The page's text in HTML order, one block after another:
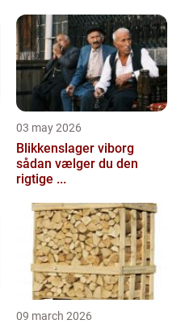
03 may 2026
Blikkenslager viborg
sådan vælger du den
rigtige ...
09 march 2026